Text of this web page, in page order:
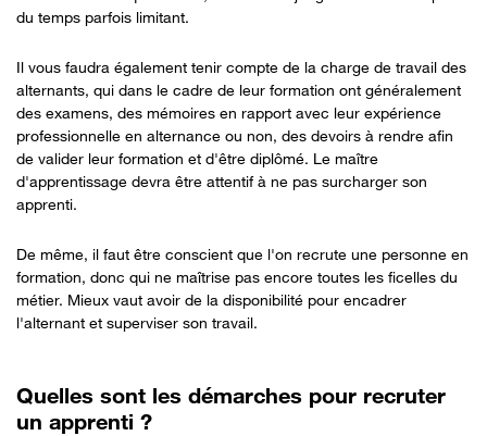
du temps parfois limitant.
Il vous faudra également tenir compte de la charge de travail des
alternants, qui dans le cadre de leur formation ont généralement
des examens, des mémoires en rapport avec leur expérience
professionnelle en alternance ou non, des devoirs à rendre afin
de valider leur formation et d'être diplômé. Le maître
d'apprentissage devra être attentif à ne pas surcharger son
apprenti.
De même, il faut être conscient que l'on recrute une personne en
formation, donc qui ne maîtrise pas encore toutes les ficelles du
métier. Mieux vaut avoir de la disponibilité pour encadrer
l'alternant et superviser son travail.
Quelles sont les démarches pour recruter
un apprenti ?